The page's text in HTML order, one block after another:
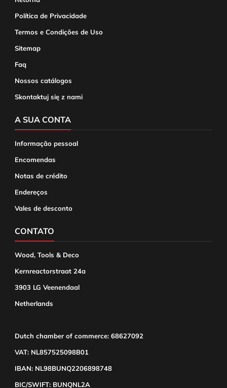
Política de Privacidade
Termos e Condições de Uso
Sitemap
Faq
Nossos catálogos
Skontaktuj się z nami
A SUA CONTA
Informação pessoal
Encomendas
Notas de crédito
Endereços
Vales de desconto
CONTATO
Wood, Tools & Deco
Kernreactorstraat 24a
3903 LG Veenendaal
Netherlands
Dutch chamber of commerce: 68627092
VAT: NL857525098B01
IBAN: NL98BUNQ2206898748
BIC/SWIFT: BUNQNL2A